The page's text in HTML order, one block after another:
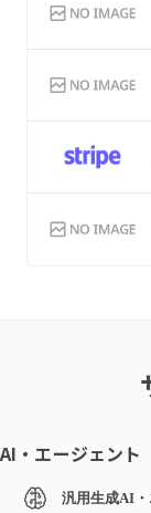
AI・エージェント
汎用生成AI